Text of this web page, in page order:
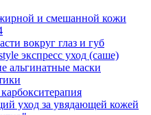
и смешанной кожи
вокруг глаз и губ
экспресс уход (саше)
альгинатные маски
уход за увядающей кожей